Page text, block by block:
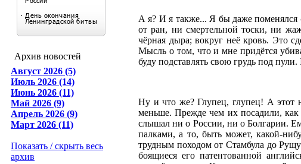
Архив новостей
Август 2026 (5)
Июль 2026 (14)
Июнь 2026 (11)
Май 2026 (9)
Апрель 2026 (9)
Март 2026 (11)
Показать / скрыть весь
архив
А я? И я также... Я бы даже поменялся
от ран, ни смертельной тоски, ни
чёрная дыра; вокруг неё кровь. Это
Мысль о том, что и мне придётся
буду подставлять свою грудь под
Ну и что же? Глупец, глупец! А этот
меньше. Прежде чем их посадили, как
слышал ни о России, ни о Болгарии.
палками, а то, быть может, какой-
трудным походом от Стамбула до
боящиеся его патентованной